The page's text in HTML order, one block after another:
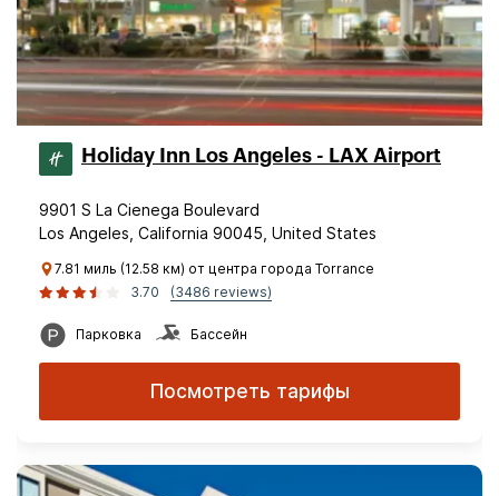
Holiday Inn Los Angeles - LAX Airport
9901 S La Cienega Boulevard
Los Angeles, California 90045, United States
7.81 миль (12.58 км) от центра города Torrance
3.70
(3486 reviews)
Парковка Бассейн
Посмотреть тарифы